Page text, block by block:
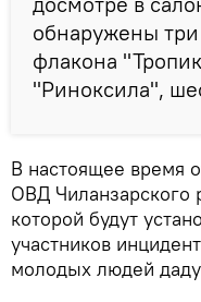
обнаружены
флакона
"Риноксила",
В настоящее время
ОВД Чиланзарского
которой будут
участников
молодых людей